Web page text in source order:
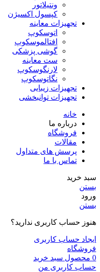
ونتیلاتور
کپسول اکسیژن
تجهیزات معاینه
اتوسکوپ
افتالموسکوپ
گوشی پزشکی
ست معاینه
لارنگوسکوپ
نگاتوسکوپ
تجهیزات زیبایی
تجهیزات توانبخشی
خانه
درباره ما
فروشگاه
مقالات
پرسش های متداول
تماس با ما
سبد خرید
بستن
ورود
بستن
هنوز حساب کاربری ندارید؟
ایجاد حساب کاربری
فروشگاه
0 محصول سبد خرید
حساب کاربری من